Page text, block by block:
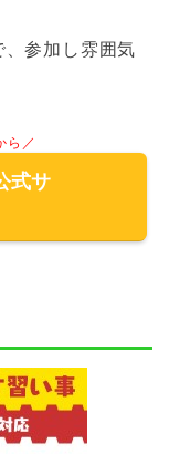
参加し雰囲気
ら／
式サ